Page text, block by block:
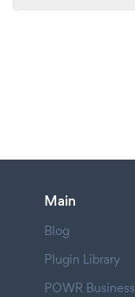
Main
Blog
Plugin Library
POWR Business